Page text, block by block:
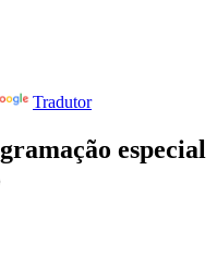
Tradutor
especial